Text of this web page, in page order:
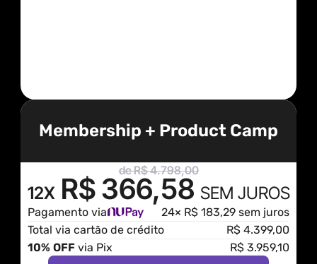
Membership + Product Camp
de R$ 4.798,00
12X R$ 366,58 SEM JUROS
Pagamento via
24× R$ 183,29 sem juros
Total via cartão de crédito
R$ 4.399,00
10% OFF via Pix R$ 3.959,10